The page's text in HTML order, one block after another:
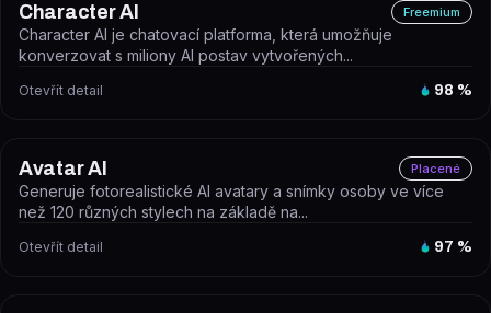
Character AI Freemium
Character AI je chatovací platforma, která umožňuje
konverzovat s miliony AI postav vytvořených...
Otevřít detail 98 %
Avatar AI Placené
Generuje fotorealistické AI avatary a snímky osoby ve více
než 120 různých stylech na základě na...
Otevřít detail 97 %